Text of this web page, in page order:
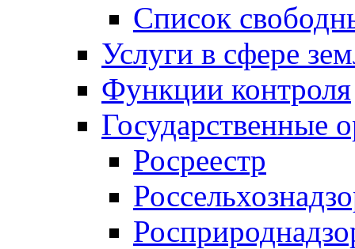
Список
Услуги в сфере
Функции контроля
Государственные
Росреестр